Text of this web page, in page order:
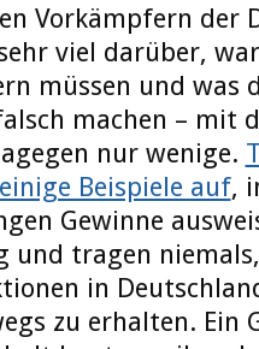
Vorkämpfern der
viel darüber,
müssen und was
machen – mit
nur wenige.
Beispiele auf,
Gewinne
und tragen
in
zu erhalten. Ein